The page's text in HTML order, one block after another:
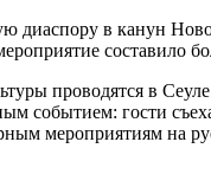
в канун
составило
проводятся в
событием: гости
мероприятиям на